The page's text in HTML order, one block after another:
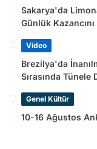
Sakarya'da
Günlük Kazancını
Video
Brezilya'da
Sırasında Tünele
Genel Kültür
10-16 Ağustos